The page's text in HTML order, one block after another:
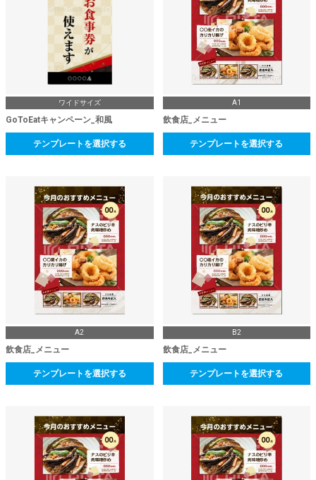
ワイドサイズ
GoToEatキャンペーン_和風
テンプレートを選択する
A1
飲食店_メニュー
テンプレートを選択する
A2
飲食店_メニュー
テンプレートを選択する
B2
飲食店_メニュー
テンプレートを選択する